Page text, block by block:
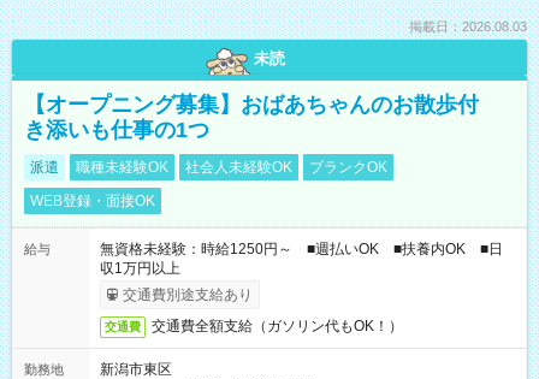
掲載日：2026.08.03
未読
【オープニング募集】おばあちゃんのお散歩付
き添いも仕事の1つ
派遣 職種未経験OK 社会人未経験OK
ブランクOK
WEB登録・面接OK
給与
無資格未経験：時給1250円～ ■週払いOK ■扶養内OK ■日
収1万円以上
交通費別途支給あり
交通費 交通費全額支給（ガソリン代もOK！）
勤務地
新潟市東区